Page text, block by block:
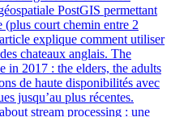
PostGIS permettant
(plus court chemin entre 2
explique comment utiliser
chateaux anglais. The
2017 : the elders, the adults
de haute disponibilités avec
jusqu’au plus récentes.
stream processing : une